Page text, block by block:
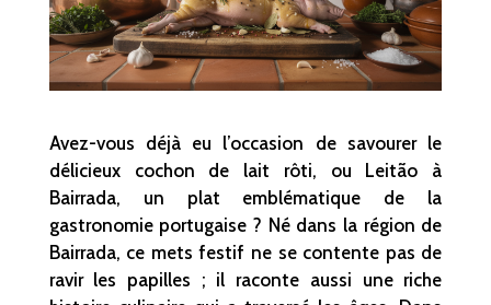
Avez-vous déjà eu l’occasion de savourer le
délicieux cochon de lait rôti, ou Leitão à
Bairrada, un plat emblématique de la
gastronomie portugaise ? Né dans la région de
Bairrada, ce mets festif ne se contente pas de
ravir les papilles ; il raconte aussi une riche